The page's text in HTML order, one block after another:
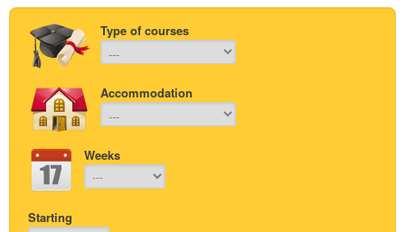
Type of courses
Accommodation
Weeks
Starting